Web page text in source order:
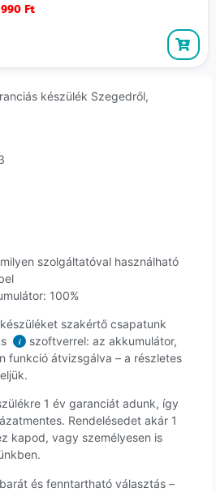
Ft
készülék Szegedről,
szolgáltatóval használható
100%
szakértő csapatunk
i
szoftverrel: az akkumulátor,
funkció átvizsgálva – a részletes
1 év garanciát adunk, így
Rendelésedet akár 1
kapod, vagy személyesen is
és fenntartható választás –